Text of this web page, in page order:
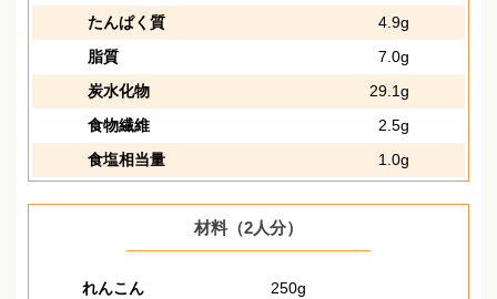
たんぱく質
4.9g
脂質
7.0g
炭水化物
29.1g
食物繊維
2.5g
食塩相当量
1.0g
材料（2人分）
れんこん
250g